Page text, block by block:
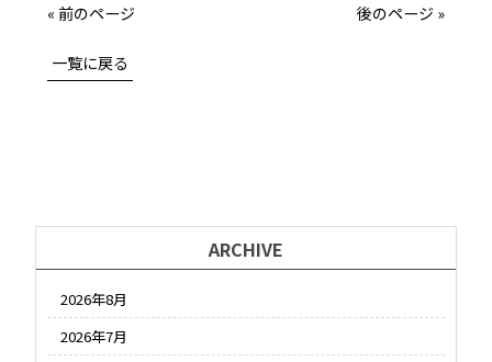
« 前のページ 後のページ »
一覧に戻る
ARCHIVE
2026年8月
2026年7月